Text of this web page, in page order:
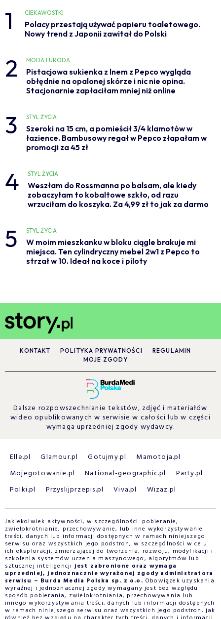
1 CIEKAWOSTKI
Polacy przestają używać papieru toaletowego.
Nowy trend z Japonii zawitał do Polski
2 MODA I URODA
Pistacjowa sukienka z lnem z Pepco wygląda
obłędnie na opalonej skórze i nic nie opina.
Stacjonarnie zapłaciłam mniej niż online
3 STYL ŻYCIA
Szeroki na 15 cm, a pomieścił 3/4 klamotów w
łazience. Bambusowy regał w Pepco złapałam w
promocji za 45 zł
4 STYL ŻYCIA
Weszłam do Rossmanna po balsam, ale kiedy
zobaczyłam to kobaltowe szkło, od razu
wrzuciłam do koszyka. Za 4,99 zł to jak za darmo
5 STYL ŻYCIA
W moim mieszkanku w bloku ciągle brakuje mi
miejsca. Ten cylindryczny mebel 2w1 z Pepco to
strzał w 10. Ideał na koce i piloty
KONTAKT POLITYKA PRYWATNOŚCI
REGULAMIN
MOJE ZGODY
Dalsze rozpowszechnianie tekstów, zdjęć i materiałów
wideo opublikowanych w serwisie w całości lub w części
wymaga uprzedniej zgody wydawcy.
Elle.pl Glamour.pl Gotujmy.pl
Mamotoja.pl
Mojegotowanie.pl
National-geographic.pl
Party.pl
Polki.pl
Przyslijprzepis.pl Viva.pl Wizaz.pl
Jakiekolwiek aktywności, w szczególności: pobieranie,
zwielokrotnianie, przechowywanie, lub inne wykorzystywanie
treści, danych lub informacji dostępnych w ramach niniejszego
serwisu oraz wszystkich jego podstron, w szczególności w celu
ich eksploracji, zmierzającej do tworzenia, rozwoju, modyfikacji i
szkolenia systemów uczenia maszynowego, algorytmów lub
sztucznej inteligencjijest zabronione oraz wymaga
uprzedniej, jednoznacznie wyrażonej zgody administratora
serwisu – Burda Media Polska sp. z o.o. Obowiązek uzyskania
wyraźnej i jednoznacznej zgody wymagany jest bez względu
sposób pobierania, zwielokrotniania, przechowywania lub
innego wykorzystywania treści, danych lub informacji dostępnych
w ramach niniejszego serwisu oraz wszystkich jego podstron, jak